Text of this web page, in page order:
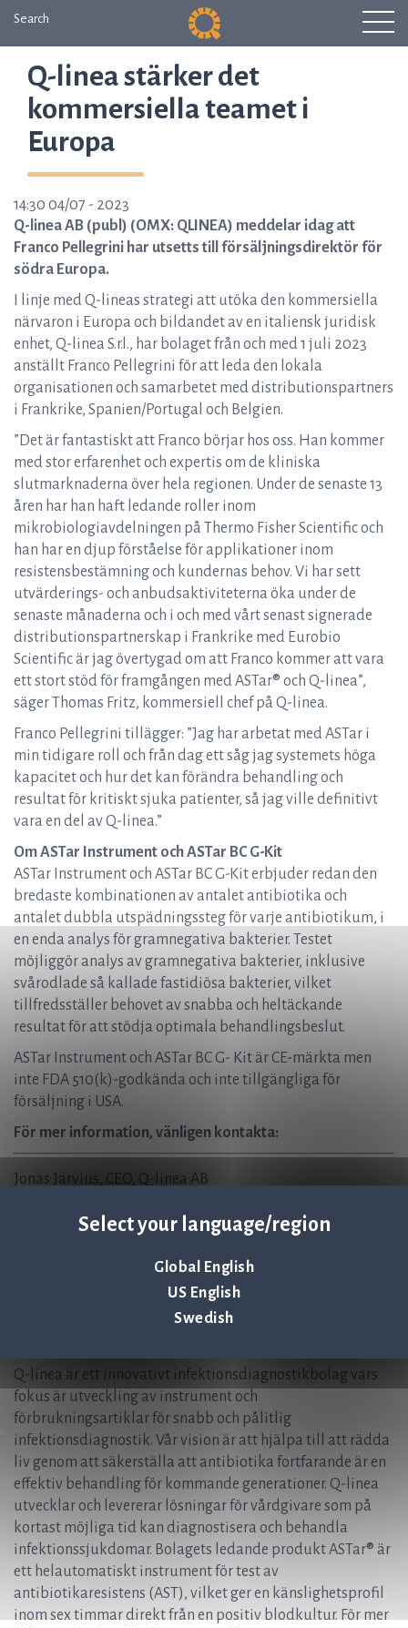
Select your language/region
Global English
US English
Swedish
Search
Q-linea stärker det
kommersiella teamet i
Europa
14:30 04/07 - 2023
Q-linea AB (publ) (OMX: QLINEA) meddelar idag att
Franco Pellegrini har utsetts till försäljningsdirektör för
södra Europa.
I linje med Q-lineas strategi att utöka den kommersiella
närvaron i Europa och bildandet av en italiensk juridisk
enhet, Q-linea S.r.l., har bolaget från och med 1 juli 2023
anställt Franco Pellegrini för att leda den lokala
organisationen och samarbetet med distributionspartners
i Frankrike, Spanien/Portugal och Belgien.
”Det är fantastiskt att Franco börjar hos oss. Han kommer
med stor erfarenhet och expertis om de kliniska
slutmarknaderna över hela regionen. Under de senaste 13
åren har han haft ledande roller inom
mikrobiologiavdelningen på Thermo Fisher Scientific och
han har en djup förståelse för applikationer inom
resistensbestämning och kundernas behov. Vi har sett
utvärderings- och anbudsaktiviteterna öka under de
senaste månaderna och i och med vårt senast signerade
distributionspartnerskap i Frankrike med Eurobio
Scientific är jag övertygad om att Franco kommer att vara
ett stort stöd för framgången med ASTar® och Q-linea”,
säger Thomas Fritz, kommersiell chef på Q-linea.
Franco Pellegrini tillägger: ”Jag har arbetat med ASTar i
min tidigare roll och från dag ett såg jag systemets höga
kapacitet och hur det kan förändra behandling och
resultat för kritiskt sjuka patienter, så jag ville definitivt
vara en del av Q-linea.”
Om ASTar Instrument och ASTar BC G-Kit
ASTar Instrument och ASTar BC G-Kit erbjuder redan den
bredaste kombinationen av antalet antibiotika och
antalet dubbla utspädningssteg för varje antibiotikum, i
en enda analys för gramnegativa bakterier. Testet
möjliggör analys av gramnegativa bakterier, inklusive
svårodlade så kallade fastidiösa bakterier, vilket
tillfredsställer behovet av snabba och heltäckande
resultat för att stödja optimala behandlingsbeslut.
ASTar Instrument och ASTar BC G- Kit är CE-märkta men
inte FDA 510(k)-godkända och inte tillgängliga för
försäljning i USA.
För mer information, vänligen kontakta:
Jonas Jarvius, CEO, Q-linea AB
+46 (0) 70-323 77 60
Christer.Samuelsson@qlinea.com
Q-linea är ett innovativt infektionsdiagnostikbolag vars
fokus är utveckling av instrument och
förbrukningsartiklar för snabb och pålitlig
infektionsdiagnostik. Vår vision är att hjälpa till att rädda
liv genom att säkerställa att antibiotika fortfarande är en
effektiv behandling för kommande generationer. Q-linea
utvecklar och levererar lösningar för vårdgivare som på
kortast möjliga tid kan diagnostisera och behandla
infektionssjukdomar. Bolagets ledande produkt ASTar® är
ett helautomatiskt instrument för test av
antibiotikaresistens (AST), vilket ger en känslighetsprofil
inom sex timmar direkt från en positiv blodkultur. För mer